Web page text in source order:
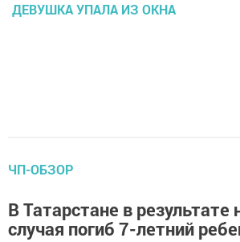
ДЕВУШКА УПАЛА ИЗ ОКНА
ЧП-ОБЗОР
В Татарстане в результате
случая погиб 7-летний